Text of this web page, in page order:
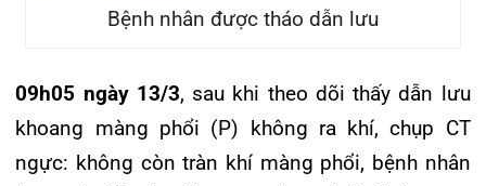
VIỆC
TRẢI NGHIỆM Y TẾ CHUẨN QUỐC
TẾ CHẠM ĐẾN TRÁI TI...
28/07/2026